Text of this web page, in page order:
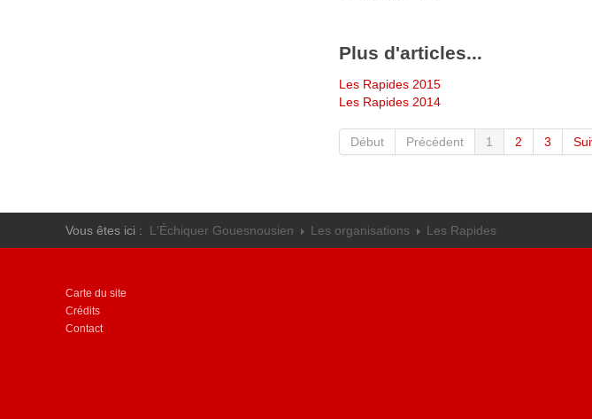
Plus d'articles...
Les Rapides 2015
Les Rapides 2014
Début Précédent 1 2 3
Vous êtes ici : L'Échiquer Gouesnousien Les organisations Les Rapides
Carte du site
Crédits
Contact